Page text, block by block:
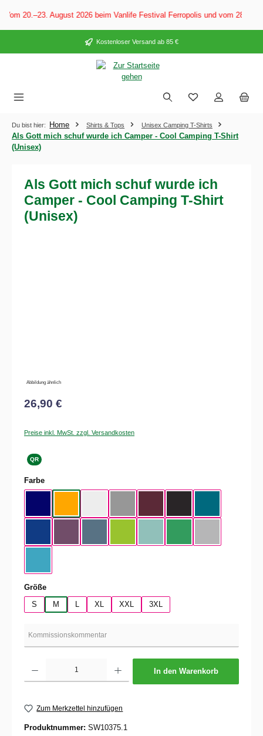
springen
20.–23. August 2026 beim Vanlife Festival Ferropolis und vom 28.
Kostenloser Versand ab 85 €
Du bist hier: Home Shirts & Tops Unisex Camping T-Shirts
Als Gott mich schuf wurde ich Camper - Cool Camping T-Shirt
(Unisex)
Als Gott mich schuf wurde ich
Camper - Cool Camping T-Shirt
(Unisex)
Abbildung ähnlich
26,90 €
Preise inkl. MwSt. zzgl. Versandkosten
QR
Farbeauswählen
Größeauswählen
S
M XL XXL 3XL
In den Warenkorb
Zum Merkzettel hinzufügen
Produktnummer: SW10375.1